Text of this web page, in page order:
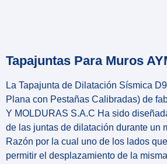
Tapajuntas Para Muros
La Tapajunta de Dilatación Sísmica
Plana con Pestañas Calibradas) de
Y MOLDURAS S.A.C Ha sido
de las juntas de dilatación durante un
Razón por la cual uno de los lados
permitir el desplazamiento de la